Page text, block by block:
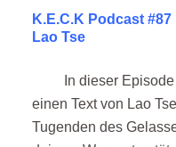
K.E.C.K Podcast
Lao Tse
In dieser
einen Text von Lao
Tugenden des